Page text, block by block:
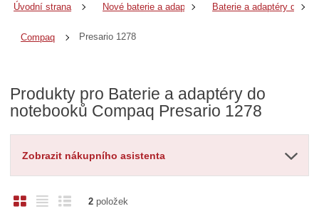
Úvodní strana Nové baterie a adaptéry Baterie a adaptéry do
Compaq Presario 1278
Produkty pro Baterie a adaptéry do
notebooků Compaq Presario 1278
Zobrazit nákupního asistenta
O
Ř
2položek